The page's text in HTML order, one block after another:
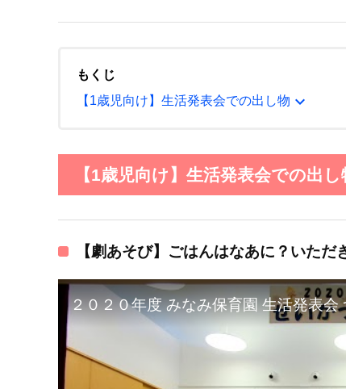
もくじ
【1歳児向け】生活発表会での出し物 expand_more
【1歳児向け】生活発表会での出し
【劇あそび】ごはんはなあに？いただ
２０２０年度 みなみ保育園 生活発表会